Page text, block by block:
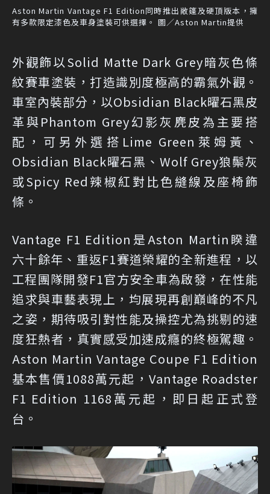
Aston Martin Vantage F1 Edition同時推出敞篷及硬頂版本，擁
有多款限定漆色及車身塗裝可供選擇。 圖／Aston Martin提供
外觀飾以Solid Matte Dark Grey暗灰色條
紋賽車塗裝，打造識別度極高的霸氣外觀。
車室內裝部分，以Obsidian Black曜石黑皮
革與Phantom Grey幻影灰麂皮為主要搭
配，可另外選搭Lime Green萊姆黃、
Obsidian Black曜石黑、Wolf Grey狼鬃灰
或Spicy Red辣椒紅對比色縫線及座椅飾
條。
Vantage F1 Edition是Aston Martin睽違
六十餘年、重返F1賽道榮耀的全新進程，以
工程團隊開發F1官方安全車為啟發，在性能
追求與車藝表現上，均展現再創巔峰的不凡
之姿，期待吸引對性能及操控尤為挑剔的速
度狂熱者，真實感受加速成癮的終極駕趣。
Aston Martin Vantage Coupe F1 Edition
基本售價1088萬元起，Vantage Roadster
F1 Edition 1168萬元起，即日起正式登
台。